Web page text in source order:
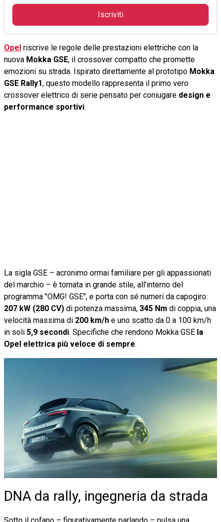
Iscriviti
Opel riscrive le regole delle prestazioni elettriche con la
nuova Mokka GSE, il crossover compatto che promette
emozioni su strada. Ispirato direttamente al prototipo Mokka
GSE Rally1, questo modello rappresenta il primo vero
crossover elettrico di serie pensato per coniugare design e
performance sportivi.
La sigla GSE – acronimo ormai familiare per gli appassionati
del marchio – è tornata in grande stile, all’interno del
programma "OMG! GSE", e porta con sé numeri da capogiro:
207 kW (280 CV) di potenza massima, 345 Nm di coppia, una
velocità massima di 200 km/h e uno scatto da 0 a 100 km/h
in soli 5,9 secondi. Specifiche che rendono Mokka GSE la
Opel elettrica più veloce di sempre.
DNA da rally, ingegneria da strada